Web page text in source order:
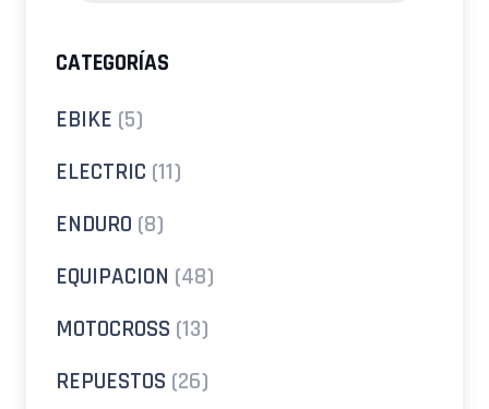
CATEGORÍAS
EBIKE (5)
ELECTRIC (11)
ENDURO (8)
EQUIPACION (48)
MOTOCROSS (13)
REPUESTOS (26)